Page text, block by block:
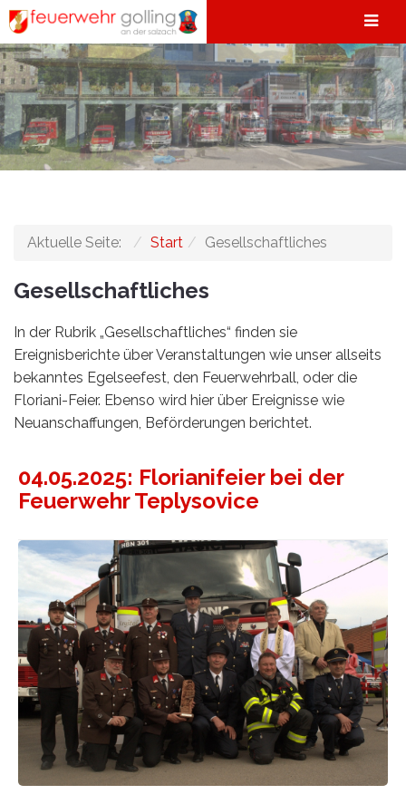
Aktuelle Seite: Start Gesellschaftliches
Gesellschaftliches
In der Rubrik „Gesellschaftliches“ finden sie
Ereignisberichte über Veranstaltungen wie unser allseits
bekanntes Egelseefest, den Feuerwehrball, oder die
Floriani-Feier. Ebenso wird hier über Ereignisse wie
Neuanschaffungen, Beförderungen berichtet.
04.05.2025: Florianifeier bei der
Feuerwehr Teplysovice